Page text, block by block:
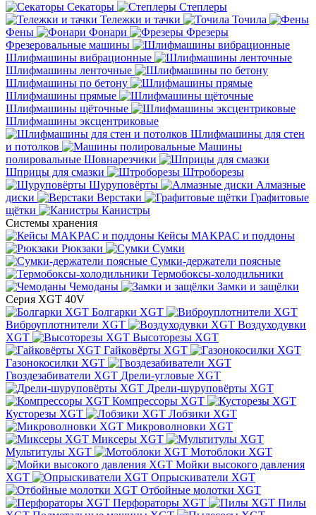
Секаторы
Степлеры
Тележки и тачки
Точила
Фены
Фонари
Фрезеры
Фрезеровальные машины
Шлифмашины вибрационные
Шлифмашины ленточные
Шлифмашины по бетону
Шлифмашины прямые
Шлифмашины щёточные
Шлифмашины эксцентриковые
Шлифмашины для стен
и потолков
Машины
полировальные Шовнарезчики
Шприцы для смазки
Штроборезы
Шуруповёрты
Алмазные
диски
Верстаки
Графитовые
щётки
Канистры
Системы хранения
Кейсы MAKPAC и поддоны
Рюкзаки
Сумки
Сумки-держатели поясные
Термобоксы-холодильники
Чемоданы
Замки и защёлки
Серия XGT 40V
Болгарки XGT
Виброуплотнители XGT
Воздуходувки
XGT
Высоторезы XGT
Гайковёрты XGT
Газонокосилки XGT
Гвоздезабиватели XGT Дрели-угловые XGT
Дрели-шуруповёрты XGT
Компрессоры XGT
Кусторезы XGT
Лобзики XGT
Микроволновки XGT
Миксеры XGT
Мультитулы XGT
Мотоблоки XGT
Мойки высокого давления
XGT
Опрыскиватели XGT
Отбойные молотки XGT
Перфораторы XGT
Пилы